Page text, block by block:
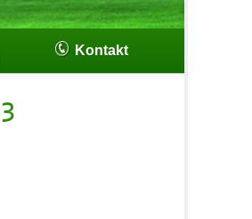
Kontakt